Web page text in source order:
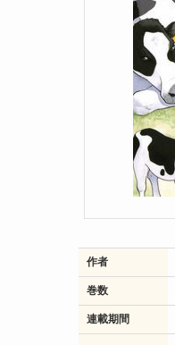
作者
巻数
連載期間